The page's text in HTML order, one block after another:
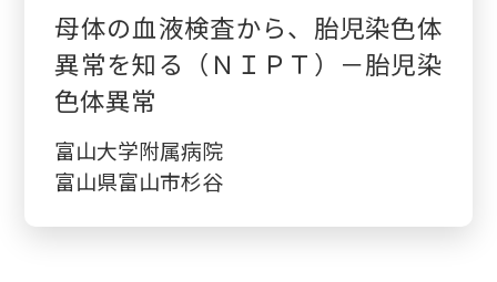
母体の血液検査から、胎児染色体
異常を知る（ＮＩＰＴ）－胎児染
色体異常
富山大学附属病院
富山県富山市杉谷